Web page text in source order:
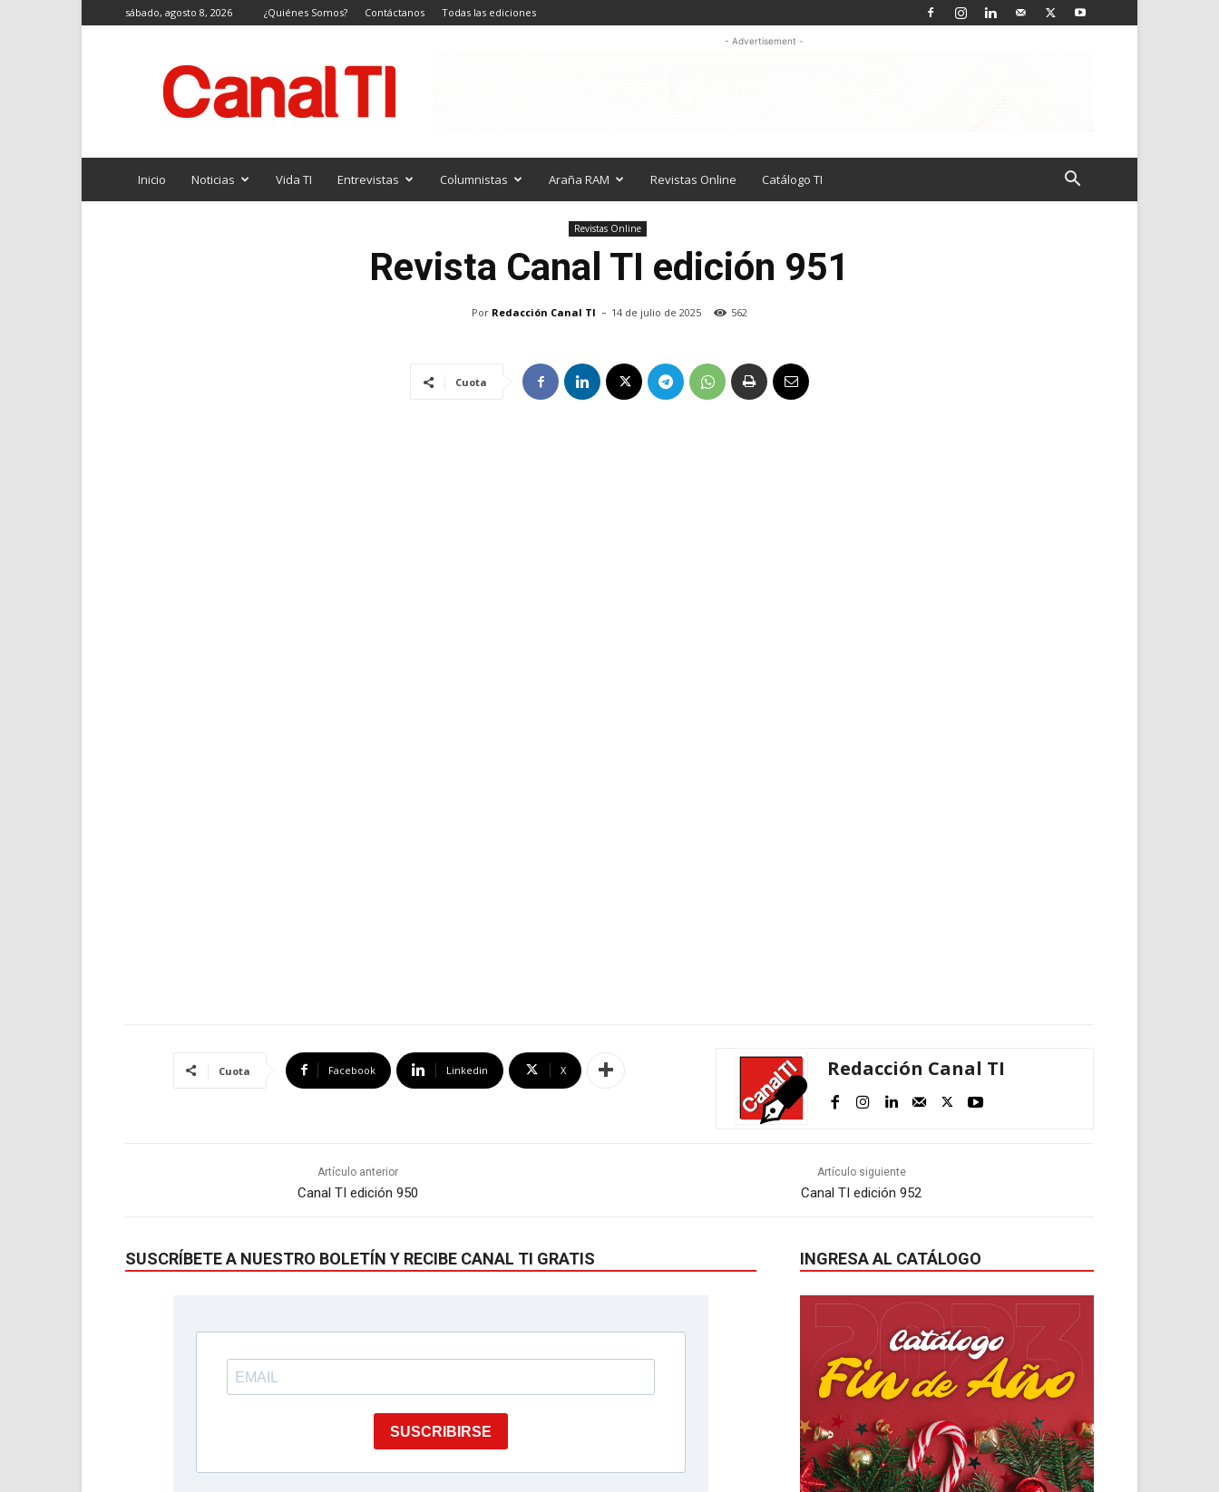
sábado, agosto 8, 2026 ¿Quiénes Somos? Contáctanos Todas las ediciones
TI
- Advertisement -
Inicio Noticias Vida TI Entrevistas Columnistas Araña RAM Revistas Online Catálogo TI
Revistas Online
Revista Canal TI edición 951
Por Redacción Canal TI - 14 de julio de 2025 562
Cuota
Cuota Facebook Linkedin X Redacción Canal TI
Artículo anterior
Canal TI edición 950
Artículo siguiente
Canal TI edición 952
SUSCRÍBETE A NUESTRO BOLETÍN Y RECIBE CANAL TI GRATIS INGRESA AL CATÁLOGO